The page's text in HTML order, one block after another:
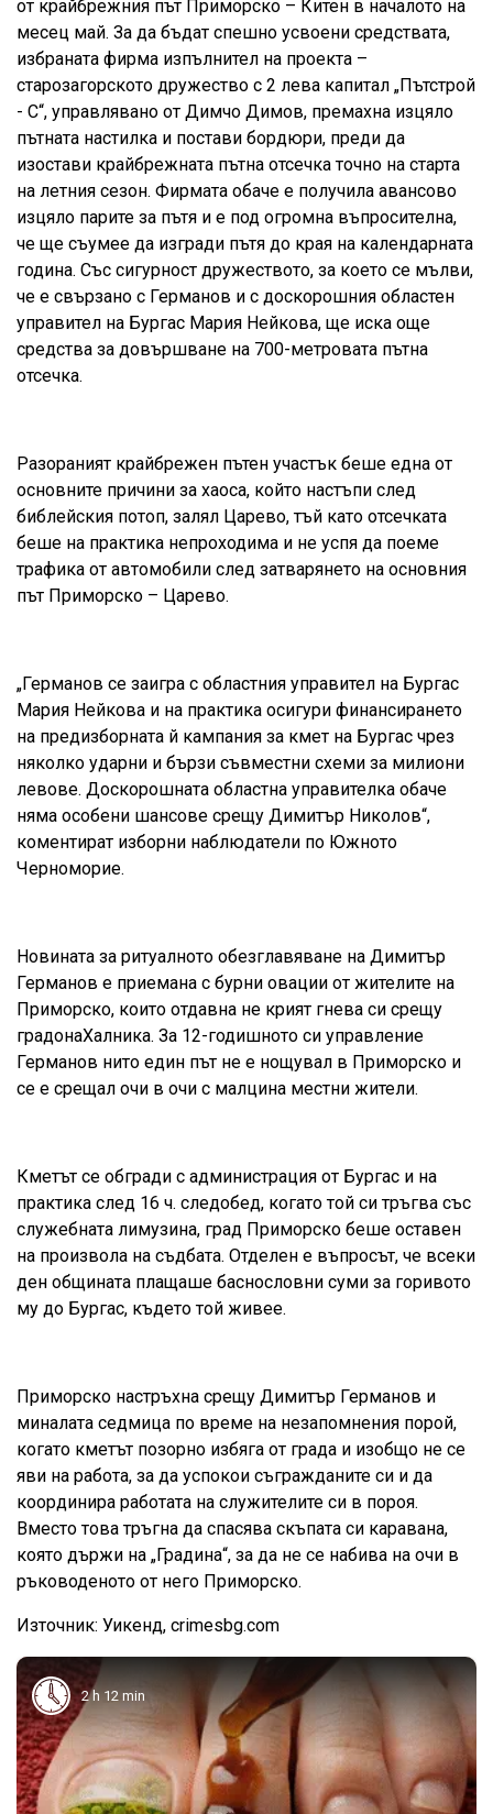
от крайбрежния път Приморско – Китен в началото на
месец май. За да бъдат спешно усвоени средствата,
избраната фирма изпълнител на проекта –
старозагорското дружество с 2 лева капитал „Пътстрой
- С“, управлявано от Димчо Димов, премахна изцяло
пътната настилка и постави бордюри, преди да
изостави крайбрежната пътна отсечка точно на старта
на летния сезон. Фирмата обаче е получила авансово
изцяло парите за пътя и е под огромна въпросителна,
че ще съумее да изгради пътя до края на календарната
година. Със сигурност дружеството, за което се мълви,
че е свързано с Германов и с доскорошния областен
управител на Бургас Мария Нейкова, ще иска още
средства за довършване на 700-метровата пътна
отсечка.
Разораният крайбрежен пътен участък беше една от
основните причини за хаоса, който настъпи след
библейския потоп, залял Царево, тъй като отсечката
беше на практика непроходима и не успя да поеме
трафика от автомобили след затварянето на основния
път Приморско – Царево.
„Германов се заигра с областния управител на Бургас
Мария Нейкова и на практика осигури финансирането
на предизборната й кампания за кмет на Бургас чрез
няколко ударни и бързи съвместни схеми за милиони
левове. Доскорошната областна управителка обаче
няма особени шансове срещу Димитър Николов“,
коментират изборни наблюдатели по Южното
Черноморие.
Новината за ритуалното обезглавяване на Димитър
Германов е приемана с бурни овации от жителите на
Приморско, които отдавна не крият гнева си срещу
градонаХалника. За 12-годишното си управление
Германов нито един път не е нощувал в Приморско и
се е срещал очи в очи с малцина местни жители.
Кметът се обгради с администрация от Бургас и на
практика след 16 ч. следобед, когато той си тръгва със
служебната лимузина, град Приморско беше оставен
на произвола на съдбата. Отделен е въпросът, че всеки
ден общината плащаше баснословни суми за горивото
му до Бургас, където той живее.
Приморско настръхна срещу Димитър Германов и
миналата седмица по време на незапомнения порой,
когато кметът позорно избяга от града и изобщо не се
яви на работа, за да успокои съгражданите си и да
координира работата на служителите си в пороя.
Вместо това тръгна да спасява скъпата си каравана,
която държи на „Градина“, за да не се набива на очи в
ръководеното от него Приморско.
Източник: Уикенд, crimesbg.com
2 h 12 min